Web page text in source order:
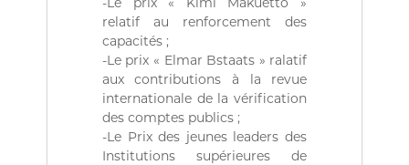
relatif au renforcement des
capacités ;
-Le prix « Elmar Bstaats » ralatif
aux contributions à la revue
internationale de la vérification
des comptes publics ;
-Le Prix des jeunes leaders des
Institutions supérieures de